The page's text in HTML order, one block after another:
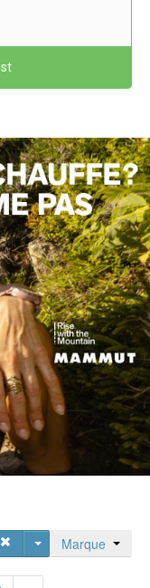
Marque